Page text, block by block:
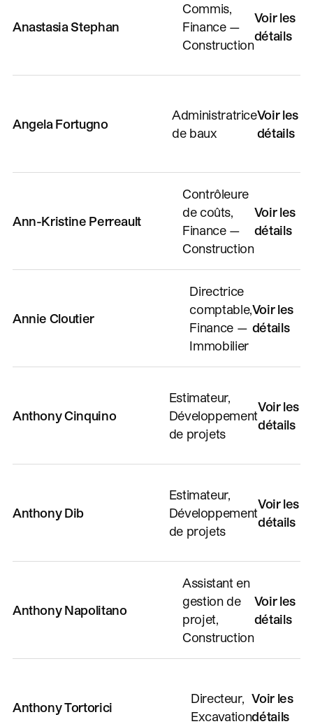
Anastasia Stephan
Commis,
Finance —
Construction
Voir les
détails
Angela Fortugno
Administratrice
de baux
Voir les
détails
Ann-Kristine Perreault
Contrôleure
de coûts,
Finance —
Construction
Voir les
détails
Annie Cloutier
Directrice
comptable,
Finance —
Immobilier
Voir les
détails
Anthony Cinquino
Estimateur,
Développement
de projets
Voir les
détails
Anthony Dib
Estimateur,
Développement
de projets
Voir les
détails
Anthony Napolitano
Assistant en
gestion de
projet,
Construction
Voir les
détails
Anthony Tortorici
Directeur,
Excavation
Voir les
détails